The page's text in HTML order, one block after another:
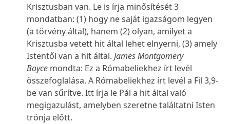
Krisztusban van. Le is írja minősítését 3
mondatban: (1) hogy ne saját igazságom legyen
(a törvény által), hanem (2) olyan, amilyet a
Krisztusba vetett hit által lehet elnyerni, (3) amely
Istentől van a hit által.James Montgomery
Boyce mondta: Ez a Rómabeliekhez írt levél
összefoglalása. A Rómabeliekhez írt levél a Fil 3,9-
be van sűrítve. Itt írja le Pál a hit által való
megigazulást, amelyben szeretne találtatni Isten
trónja előtt.